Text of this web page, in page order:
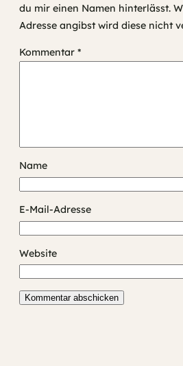
du mir einen Namen hinterlässt.
Adresse angibst wird diese nicht
Kommentar *
Name
E-Mail-Adresse
Website